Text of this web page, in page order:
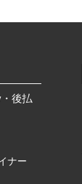
後払
ナー